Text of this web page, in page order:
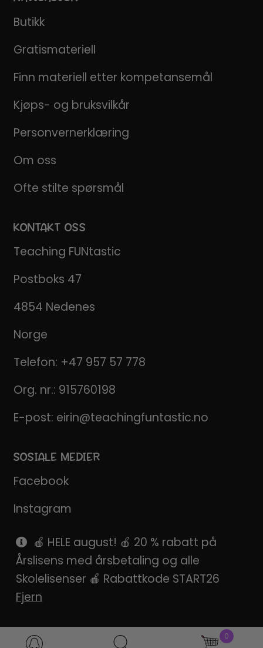
Butikk
Gratismateriell
Finn materiell etter kompetansemål
Kjøps- og bruksvilkår
Personvernerklæring
Om oss
Ofte stilte spørsmål
KONTAKT OSS
Teaching FUNtastic
Postboks 47
4854 Nedenes
Norge
Telefon: +47 957 57 778
Org. nr.: 915760198
E-post: eirin@teachingfuntastic.no
SOSIALE MEDIER
Facebook
Instagram
Pinterest
SnapChat
0
🍎 HELE august! 🍎 20 % rabatt på
Årslisens med årsbetaling og alle
Skolelisenser 🍎 Rabattkode START26
Fjern